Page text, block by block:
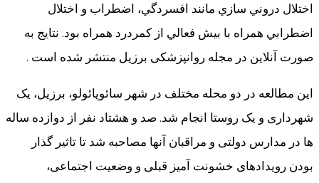
اختلال دروني سازي مانند افسردگي، اضطراب و اختلال
اضطرابي همراه با بيش فعالي از کمردرد همراه بود. نتایج به
صورت آنلاین در مجله روانپزشکی برزیل منتشر شده است .
این مطالعه در دو محله مختلف در شهر سائوپائولو، برزیل، یک
شهرداری و یک روستا انجام شد. صد و هشتاد نفر از دوازده ساله
ها در مدارس دولتی و مراقبان آنها مصاحبه شد تا تاثیر گذار
بودن رویدادهای خشونت آمیز قبلی و وضعیت اجتماعی،